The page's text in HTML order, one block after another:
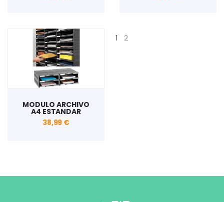
MODULO ARCHIVO
A4 ESTANDAR
38,99 €
1 2